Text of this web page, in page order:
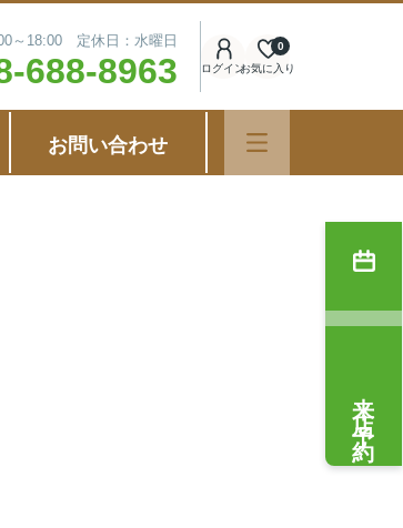
～18:00 定休日：水曜日
688-8963 ログインお気に入り
0
お問い合わせ
来店予約